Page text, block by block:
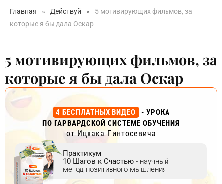
Главная » Действуй »
5 мотивирующих фильмов, за
которые я бы дала Оскар
5 мотивирующих фильмов, за
которые я бы дала Оскар
4 БЕСПЛАТНЫХ ВИДЕО
- УРОКА
ПО ГАРВАРДСКОЙ СИСТЕМЕ ОБУЧЕНИЯ
от Ицхака Пинтосевича
Практикум
10 Шагов к Счастью - научный
метод позитивного мышления